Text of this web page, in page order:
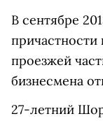
В сентябре
причастности
проезжей
бизнесмена
27-летний